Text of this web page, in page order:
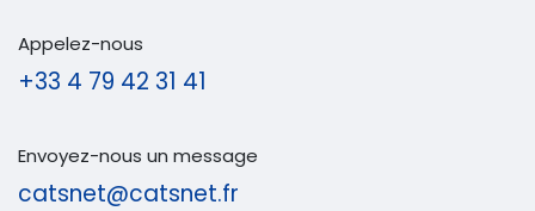
Appelez-nous
+33 4 79 42 31 41
Envoyez-nous un message
catsnet@catsnet.fr